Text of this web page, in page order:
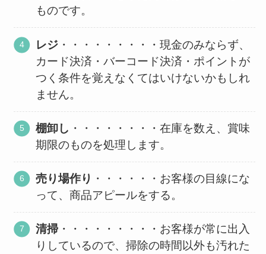
ものです。
レジ ・・・・・・・・・現金のみならず、
カード決済・バーコード決済・ポイントが
つく条件を覚えなくてはいけないかもしれ
ません。
棚卸し ・・・・・・・・在庫を数え、賞味
期限のものを処理します。
売り場作り ・・・・・・お客様の目線にな
って、商品アピールをする。
清掃 ・・・・・・・・・お客様が常に出入
りしているので、掃除の時間以外も汚れた